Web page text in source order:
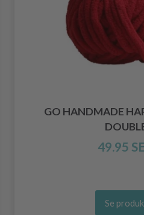
GO HANDMADE
49.95
Se